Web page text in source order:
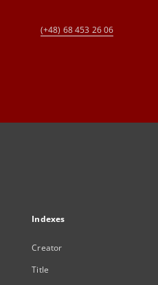
(+48) 68 453 26 06
Indexes
Creator
Title